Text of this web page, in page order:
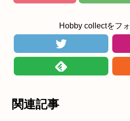
Hobby collectをフ
関連記事